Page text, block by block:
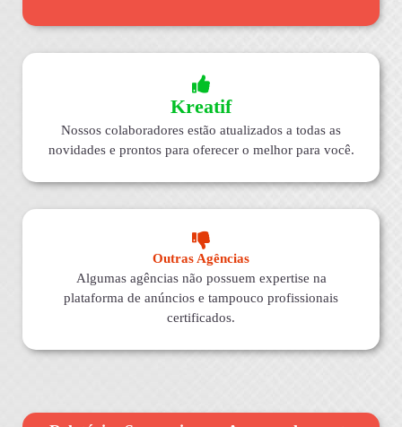
Kreatif
Nossos colaboradores estão atualizados a todas as
novidades e prontos para oferecer o melhor para você.
Outras Agências
Algumas agências não possuem expertise na
plataforma de anúncios e tampouco profissionais
certificados.